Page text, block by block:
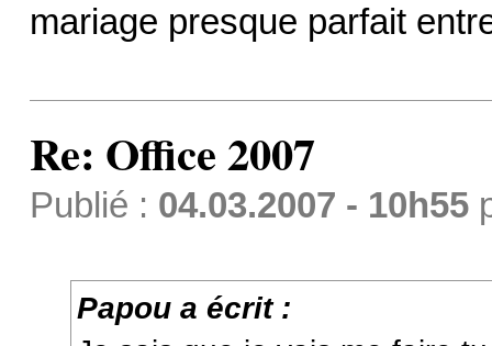
mariage presque parfait
Re: Office 2007
Publié : 04.03.2007 - 10h55
Papou a écrit :